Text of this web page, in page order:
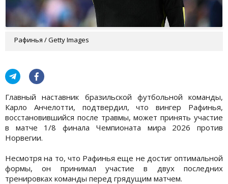
Рафинья / Getty Images
Главный наставник бразильской футбольной команды,
Карло Анчелотти, подтвердил, что вингер Рафинья,
восстановившийся после травмы, может принять участие
в матче 1/8 финала Чемпионата мира 2026 против
Норвегии.
Несмотря на то, что Рафинья еще не достиг оптимальной
формы, он принимал участие в двух последних
тренировках команды перед грядущим матчем.